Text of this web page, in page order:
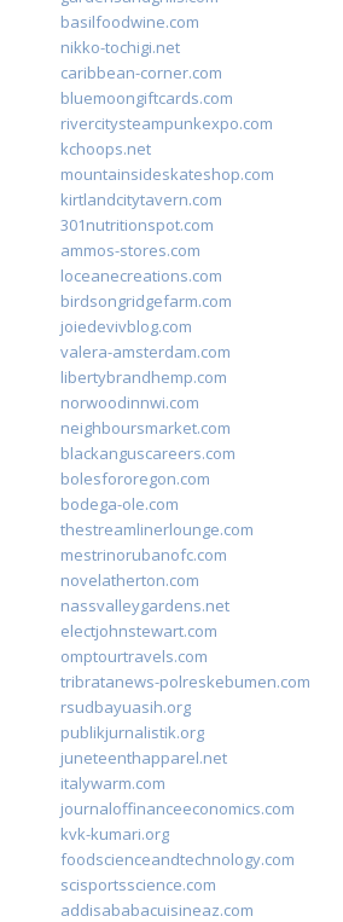
basilfoodwine.com
nikko-tochigi.net
caribbean-corner.com
bluemoongiftcards.com
rivercitysteampunkexpo.com
kchoops.net
mountainsideskateshop.com
kirtlandcitytavern.com
301nutritionspot.com
ammos-stores.com
loceanecreations.com
birdsongridgefarm.com
joiedevivblog.com
valera-amsterdam.com
libertybrandhemp.com
norwoodinnwi.com
neighboursmarket.com
blackanguscareers.com
bolesfororegon.com
bodega-ole.com
thestreamlinerlounge.com
mestrinorubanofc.com
novelatherton.com
nassvalleygardens.net
electjohnstewart.com
omptourtravels.com
tribratanews-polreskebumen.com
rsudbayuasih.org
publikjurnalistik.org
juneteenthapparel.net
italywarm.com
journaloffinanceeconomics.com
kvk-kumari.org
foodscienceandtechnology.com
scisportsscience.com
addisababacuisineaz.com